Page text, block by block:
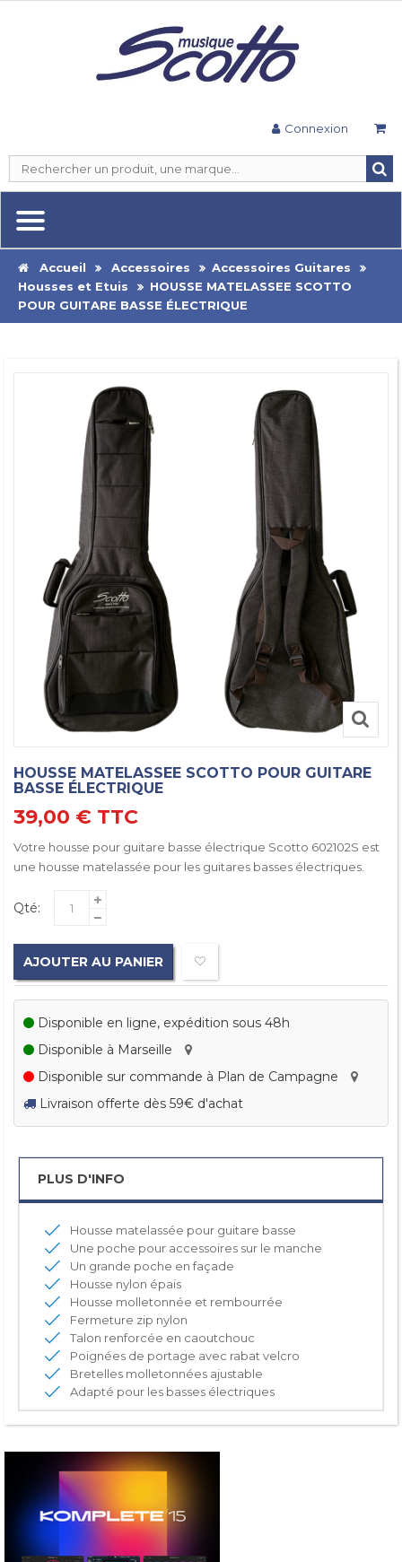
Connexion
Accueil Accessoires
Accessoires Guitares
Housses et Etuis
HOUSSE MATELASSEE SCOTTO
POUR GUITARE BASSE ÉLECTRIQUE
HOUSSE MATELASSEE SCOTTO POUR GUITARE
BASSE ÉLECTRIQUE
39,00 € TTC
Votre housse pour guitare basse électrique Scotto 602102S est
une housse matelassée pour les guitares basses électriques.
Qté:
AJOUTER AU PANIER
Disponible en ligne, expédition sous 48h
Disponible à Marseille
Disponible sur commande à Plan de Campagne
Livraison offerte dès 59€ d'achat
PLUS D'INFO
Housse matelassée pour guitare basse
Une poche pour accessoires sur le manche
Un grande poche en façade
Housse nylon épais
Housse molletonnée et rembourrée
Fermeture zip nylon
Talon renforcée en caoutchouc
Poignées de portage avec rabat velcro
Bretelles molletonnées ajustable
Adapté pour les basses électriques